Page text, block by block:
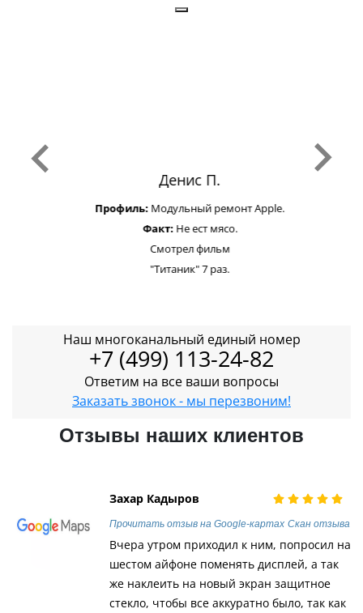
Денис П.
Профиль:Модульный ремонт Apple.
Факт:Не ест мясо.
Смотрел фильм
"Титаник" 7 раз.
Наш многоканальный единый номер
+7 (499) 113-24-82
Ответим на все ваши вопросы
Заказать звонок - мы перезвоним!
Отзывы наших клиентов
Захар Кадыров
Прочитать отзыв на Google-картах Скан отзыва
Вчера утром приходил к ним, попросил на
шестом айфоне поменять дисплей, а так
же наклеить на новый экран защитное
стекло, чтобы все аккуратно было, так как